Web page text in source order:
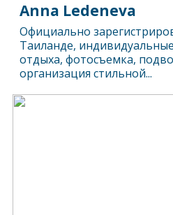
Anna Ledeneva
Официально
Таиланде,
отдыха, фотосъемка,
организация стильной...